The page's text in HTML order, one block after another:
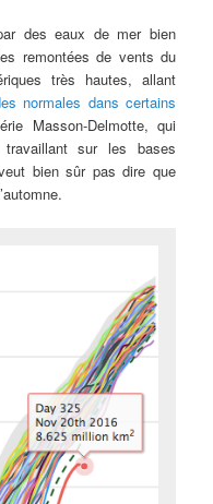
des eaux de mer bien
remontées de vents du
très hautes, allant
normales dans certains
Masson-Delmotte, qui
sur les bases
bien sûr pas dire que